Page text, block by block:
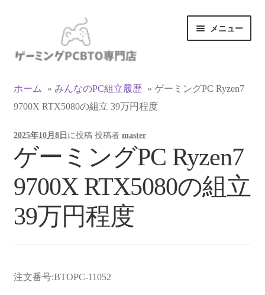
ゲ
ョ
ン
ス
キ
ッ
プ
テ
へ
ス
ッ
プ
メニュー
マイアカウント
支払い
お買い物カゴ
お買い物ガイド
ホーム » みんなのPC組立履歴 » ゲーミングPC Ryzen7
9700X RTX5080の組立 39万円程度
2025年10月8日 に投稿 投稿者 master
ゲーミングPC Ryzen7
9700X RTX5080の組立
39万円程度
注文番号:BTOPC-11052